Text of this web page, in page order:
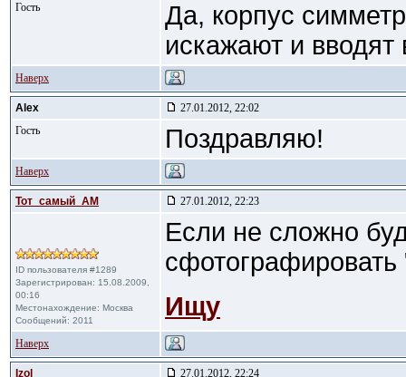
Гость
Да, корпус
искажают и
Наверх
Alex
27.01.2012, 22:02
Гость
Поздравляю!
Наверх
Тот_самый_АМ 27.01.2012, 22:23
ID пользователя #1289
Зарегистрирован: 15.08.2009,
00:16
Местонахождение: Москва
Сообщений: 2011
Если не сложно
Ищу
Наверх
Izol 27.01.2012, 22:24